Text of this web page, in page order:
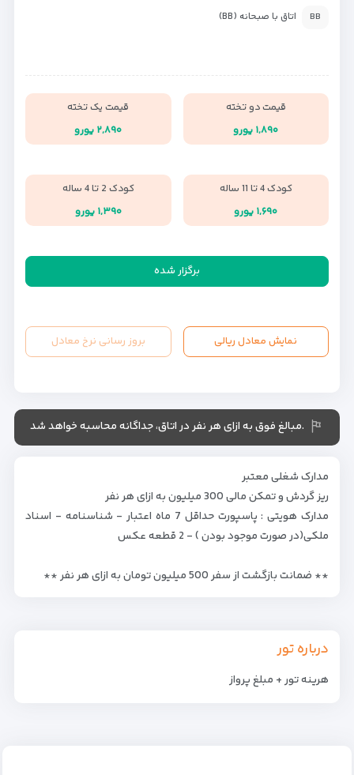
BB اتاق با صبحانه (BB)
قیمت دو تخته
۱,۸۹۰ یورو
قیمت یک تخته
۲,۸۹۰ یورو
کودک 4 تا 11 ساله
۱,۶۹۰ یورو
کودک 2 تا 4 ساله
۱,۳۹۰ یورو
برگزار شده
نمایش معادل ریالی بروز رسانی نرخ معادل
.مبالغ فوق به ازای هر نفر در اتاق، جداگانه محاسبه خواهد شد
مدارک شغلی معتبر
ریز گردش و تمکن مالی 300 میلیون به ازای هر نفر
مدارک هویتی : پاسپورت حداقل 7 ماه اعتبار - شناسنامه - اسناد
ملکی(در صورت موجود بودن ) - 2 قطعه عکس
** ضمانت بازگشت از سفر 500 میلیون تومان به ازای هر نفر **
درباره تور
هرینه تور + مبلغ پرواز